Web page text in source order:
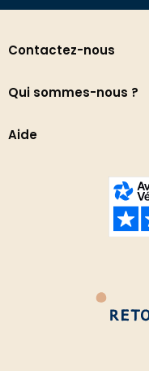
Contactez-nous
Qui sommes-nous ?
Aide